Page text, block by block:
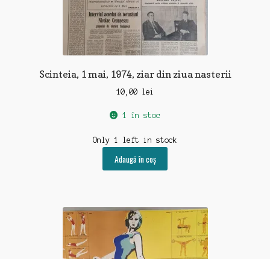
Scinteia, 1 mai, 1974, ziar din ziua nasterii
10,00 lei
1 în stoc
Only 1 left in stock
Adaugă în coș